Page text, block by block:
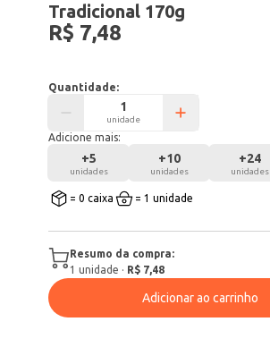
Tradicional 170g
R$ 7,48
Quantidade:
unidade
Adicione mais:
+5
unidades
+10
unidades
+24
unidades
= 0 caixa = 1 unidade
Resumo da compra:
1 unidade · R$ 7,48
Adicionar ao carrinho